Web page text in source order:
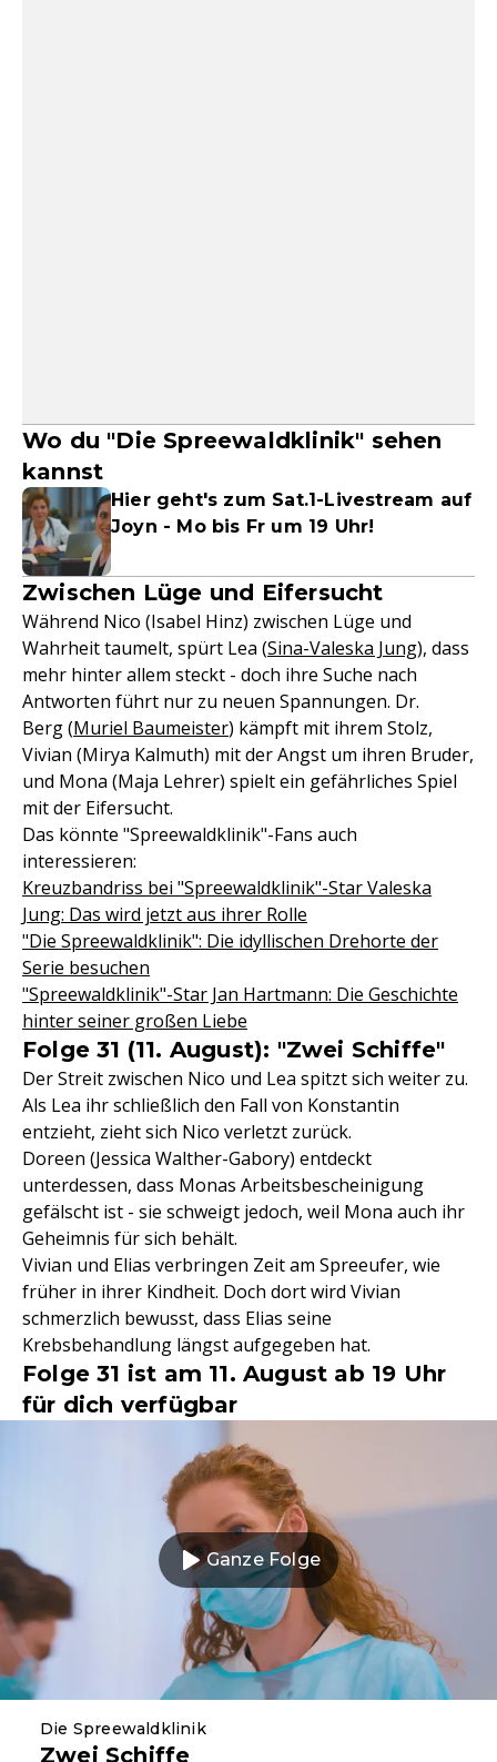
Wo du "Die Spreewaldklinik" sehen
kannst
Hier geht's zum Sat.1-Livestream auf
Joyn - Mo bis Fr um 19 Uhr!
Zwischen Lüge und Eifersucht
Während Nico (Isabel Hinz) zwischen Lüge und
Wahrheit taumelt, spürt Lea (Sina-Valeska Jung), dass
mehr hinter allem steckt - doch ihre Suche nach
Antworten führt nur zu neuen Spannungen. Dr.
Berg (Muriel Baumeister) kämpft mit ihrem Stolz,
Vivian (Mirya Kalmuth) mit der Angst um ihren Bruder,
und Mona (Maja Lehrer) spielt ein gefährliches Spiel
mit der Eifersucht.
Das könnte "Spreewaldklinik"-Fans auch
interessieren:
Kreuzbandriss bei "Spreewaldklinik"-Star Valeska
Jung: Das wird jetzt aus ihrer Rolle
"Die Spreewaldklinik": Die idyllischen Drehorte der
Serie besuchen
"Spreewaldklinik"-Star Jan Hartmann: Die Geschichte
hinter seiner großen Liebe
Folge 31 (11. August): "Zwei Schiffe"
Der Streit zwischen Nico und Lea spitzt sich weiter zu.
Als Lea ihr schließlich den Fall von Konstantin
entzieht, zieht sich Nico verletzt zurück.
Doreen (Jessica Walther-Gabory) entdeckt
unterdessen, dass Monas Arbeitsbescheinigung
gefälscht ist - sie schweigt jedoch, weil Mona auch ihr
Geheimnis für sich behält.
Vivian und Elias verbringen Zeit am Spreeufer, wie
früher in ihrer Kindheit. Doch dort wird Vivian
schmerzlich bewusst, dass Elias seine
Krebsbehandlung längst aufgegeben hat.
Folge 31 ist am 11. August ab 19 Uhr
für dich verfügbar
Ganze Folge
Die Spreewaldklinik
Zwei Schiffe